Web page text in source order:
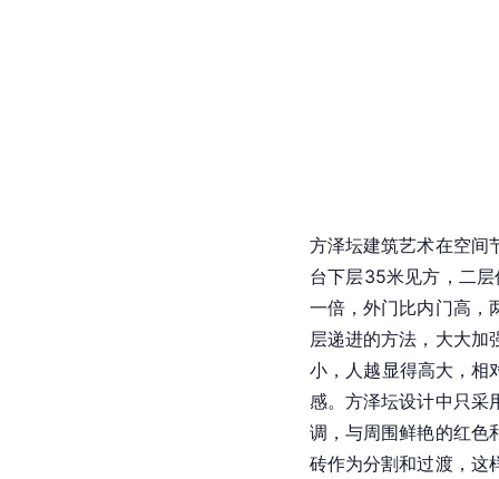
方泽坛建筑艺术在空间
台下层35米见方，二
一倍，外门比内门高，
层递进的方法，大大加
小，人越显得高大，相
感。方泽坛设计中只采
调，与周围鲜艳的红色
砖作为分割和过渡，这